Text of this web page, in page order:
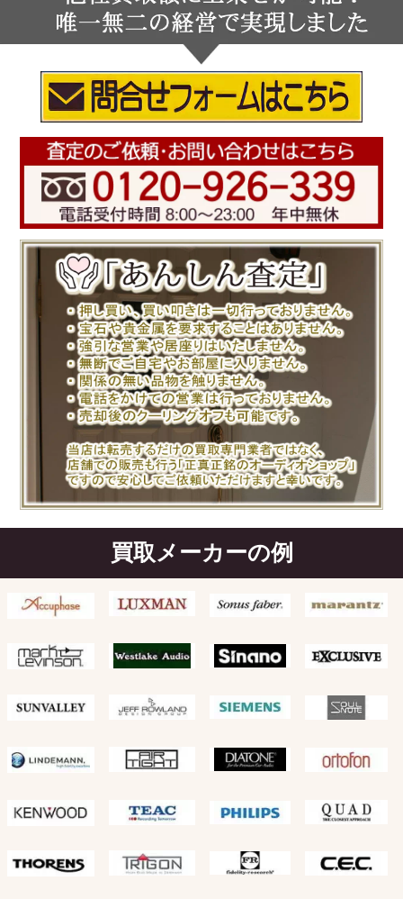
買取メーカーの例